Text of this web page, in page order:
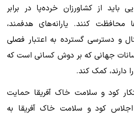
باید از کشاورزان خرده‌پا در برابر
محافظت کنند. یارانه‌های هدفمند،
و دسترسی گسترده به اعتبار فصلی
جهانی که بر دوش کسانی است که
دارند، کمک کند.
کود و سلامت خاک آفریقا حمایت
کود و سلامت خاک آفریقا به